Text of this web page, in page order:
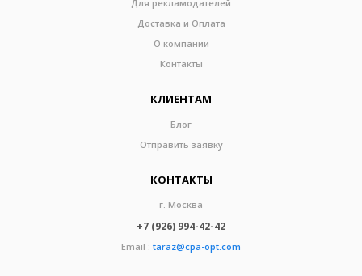
Для рекламодателей
Доставка и Оплата
О компании
Контакты
КЛИЕНТАМ
Блог
Отправить заявку
КОНТАКТЫ
г. Москва
+7 (926) 994-42-42
Email : taraz@cpa-opt.com